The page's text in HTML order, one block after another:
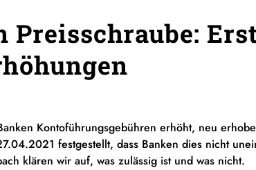
Preisschraube:
Kontoführungsgebühren erhöht, neu
festgestellt, dass Banken dies nicht
klären wir auf, was zulässig ist und was nicht.